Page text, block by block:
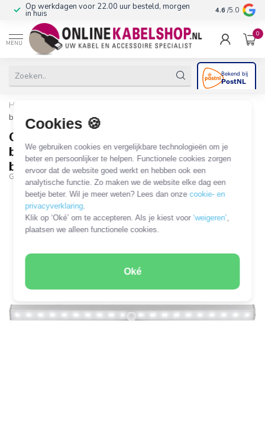
Cookies 🍪
We gebruiken cookies en vergelijkbare technologieën om je
beter en persoonlijker te helpen. Functionele cookies zorgen
ervoor dat de website goed werkt en hebben ook een
analytische functie. Zo maken we de website elke dag een
beetje beter. Wil je meer weten? Lees dan onzecookie- en
privacyverklaring.
Klik op ‘Oké’ om te accepteren. Als je kiest voor ‘weigeren’,
plaatsen we alleen functionele cookies.
Oké
Op werkdagen voor 22.00 uur besteld, morgen
in huis 10+jaar
4.6 /5.0
MENU
0
Home
batterijvoeding | IP20
Goobay LED-kastlamp met
bewegingssensor | koel wit |
batterijvoeding | IP20
GOO-55498